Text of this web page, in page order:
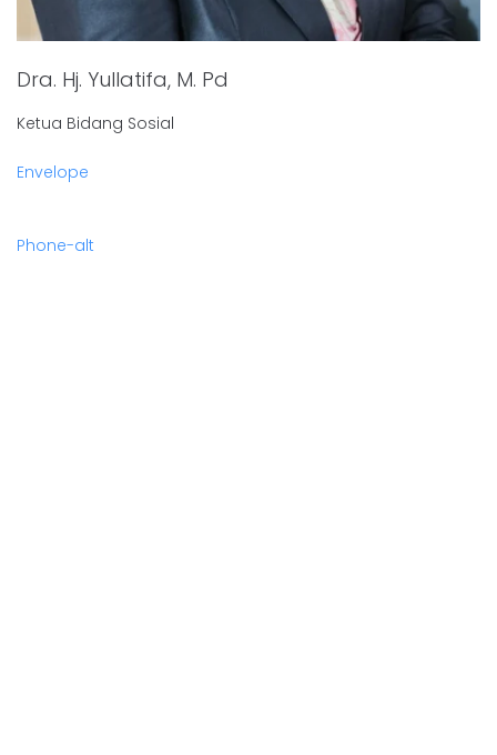
Dra. Hj. Yullatifa, M. Pd
Ketua Bidang Sosial
Envelope
Phone-alt